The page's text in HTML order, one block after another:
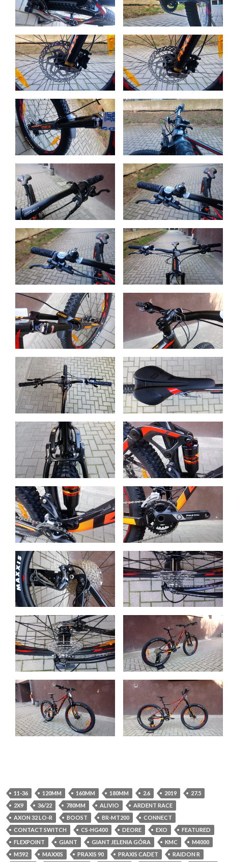
11-36 120MM 160MM 180MM 2.6 2019
27.5
2X9
36/22 780MM ALIVIO
ARDENT RACE
AXON 32 LO-R
BOOST BR-MT200
CONNECT
CONTACT SWITCH
CS-HG400 DEORE EXO
FEATURED
FLEXPOINT
GIANT GIANT JELENIA GÓRA KMC
M4000
M592
MAXXIS PRAXIS 90 PRAXIS CADET
RAIDON R